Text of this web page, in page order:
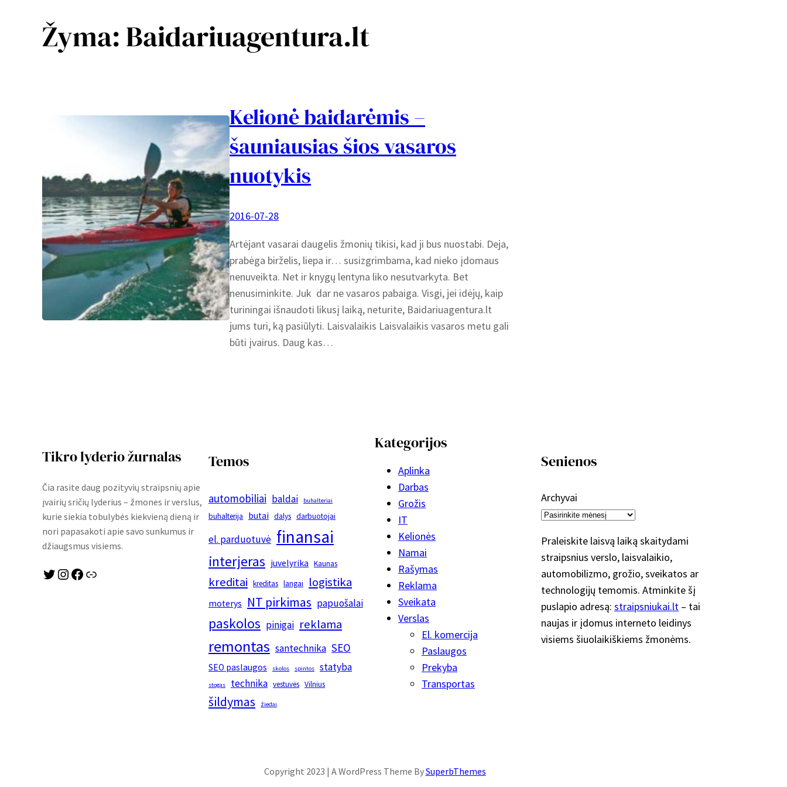
Žyma:Baidariuagentura.lt
Kelionė baidarėmis –
šauniausias šios vasaros
nuotykis
2016-07-28
Artėjant vasarai daugelis žmonių tikisi, kad ji bus nuostabi. Deja,
prabėga birželis, liepa ir… susizgrimbama, kad nieko įdomaus
nenuveikta. Net ir knygų lentyna liko nesutvarkyta. Bet
nenusiminkite. Juk dar ne vasaros pabaiga. Visgi, jei idėjų, kaip
turiningai išnaudoti likusį laiką, neturite, Baidariuagentura.lt
jums turi, ką pasiūlyti. Laisvalaikis Laisvalaikis vasaros metu gali
būti įvairus. Daug kas…
Tikro lyderio žurnalas
Čia rasite daug pozityvių straipsnių apie
įvairių sričių lyderius – žmones ir verslus,
kurie siekia tobulybės kiekvieną dieną ir
nori papasakoti apie savo sunkumus ir
džiaugsmus visiems.
Twitter Instagram Facebook Link
Temos
automobiliai baldai buhalteriai
buhalterija butai dalys darbuotojai
el. parduotuvė finansai
interjeras juvelyrika Kaunas
kreditai kreditas langai logistika
moterys NT pirkimas papuošalai
paskolos pinigai reklama
remontas santechnika SEO
SEO paslaugos skolos spintos statyba
stogas technika vestuvės Vilnius
šildymas žiedai
Kategorijos
Aplinka
Darbas
Grožis
IT
Kelionės
Namai
Rašymas
Reklama
Sveikata
Verslas
El. komercija
Paslaugos
Prekyba
Transportas
Senienos
Archyvai
Praleiskite laisvą laiką skaitydami
straipsnius verslo, laisvalaikio,
automobilizmo, grožio, sveikatos ar
technologijų temomis. Atminkite šį
puslapio adresą: straipsniukai.lt – tai
naujas ir įdomus interneto leidinys
visiems šiuolaikiškiems žmonėms.
Copyright 2023 | A WordPress Theme BySuperbThemes